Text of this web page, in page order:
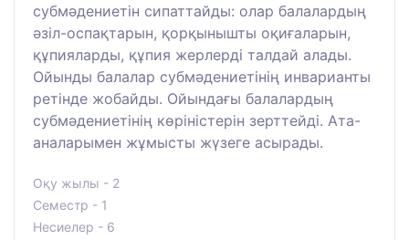
субмәдениетін сипаттайды: олар балалардың
әзіл-оспақтарын, қорқынышты оқиғаларын,
құпияларды, құпия жерлерді талдай алады.
Ойынды балалар субмәдениетінің инварианты
ретінде жобайды. Ойындағы балалардың
субмәдениетінің көріністерін зерттейді. Ата-
аналарымен жұмысты жүзеге асырады.
Оқу жылы - 2
Семестр - 1
Несиелер - 6